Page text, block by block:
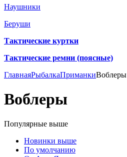
Наушники
Беруши
Тактические куртки
Тактические ремни (поясные)
ГлавнаяРыбалкаПриманкиВоблеры
Воблеры
Популярные выше
Новинки выше
По умолчанию